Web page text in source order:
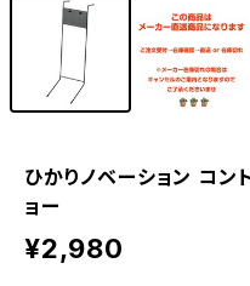
ひかりノベーション コン
ョー
¥2,980